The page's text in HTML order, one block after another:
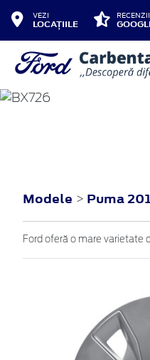
VEZI
LOCAȚIILE
RECENZII
Modele > Puma
Ford oferă o mare varietate